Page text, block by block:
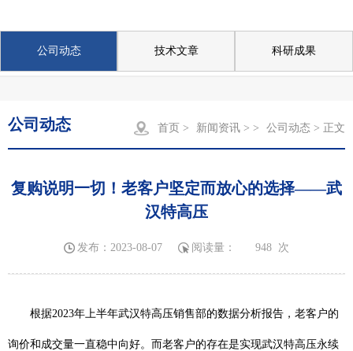
公司动态 技术文章 科研成果
公司动态 首页 > 新闻资讯 > > 公司动态 > 正文
复购说明一切！老客户坚定而放心的选择——武
汉特高压
发布：2023-08-07 阅读量： 948 次
根据2023年上半年武汉特高压销售部的数据分析报告，老客户的
询价和成交量一直稳中向好。而老客户的存在是实现武汉特高压永续